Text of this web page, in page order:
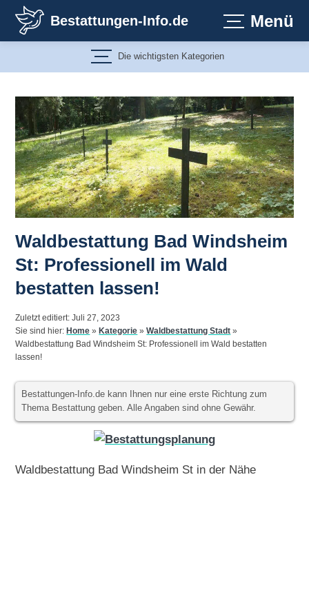
Inhalt
springen
Bestattungen-Info.de Menü
Die wichtigsten Kategorien
Waldbestattung Bad Windsheim
St: Professionell im Wald
bestatten lassen!
Zuletzt editiert: Juli 27, 2023
Sie sind hier:Home »Kategorie »Waldbestattung Stadt »
Waldbestattung Bad Windsheim St: Professionell im Wald bestatten
lassen!
Bestattungen-Info.de kann Ihnen nur eine erste Richtung zum
Thema Bestattung geben. Alle Angaben sind ohne Gewähr.
Waldbestattung Bad Windsheim St in der Nähe